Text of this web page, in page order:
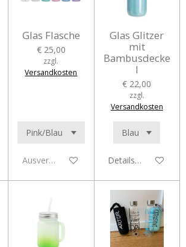
Glas Flasche
€ 25,00
zzgl.
Versandkosten
Ausverkauft
Glas Glitzer
mit
Bambusdecke
l
€ 22,00
zzgl.
Versandkosten
Details anzeigen